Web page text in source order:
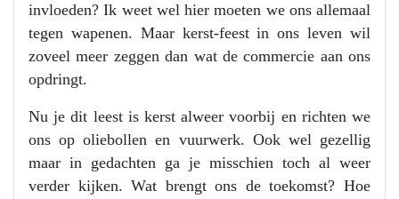
invloeden? Ik weet wel hier moeten we ons allemaal
tegen wapenen. Maar kerst-feest in ons leven wil
zoveel meer zeggen dan wat de commercie aan ons
opdringt.
Nu je dit leest is kerst alweer voorbij en richten we
ons op oliebollen en vuurwerk. Ook wel gezellig
maar in gedachten ga je misschien toch al weer
verder kijken. Wat brengt ons de toekomst? Hoe